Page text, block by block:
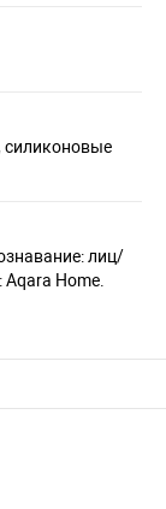
силиконовые
лиц/
Home.